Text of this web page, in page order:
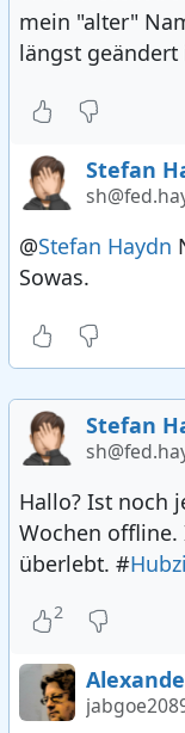
mein "alter"
längst geändert
Stefan
@Stefan Haydn
Sowas.
Stefan
Hallo? Ist noch
Wochen
überlebt. #
2